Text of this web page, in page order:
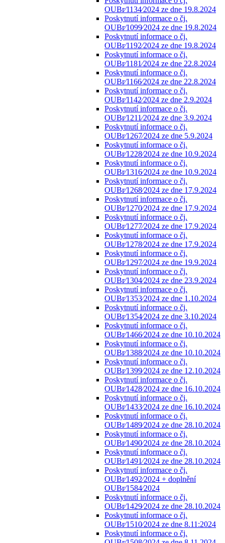
OUBr⁄1134⁄2024 ze dne 19.8.2024
Poskytnutí informace o čj.
OUBr⁄1099⁄2024 ze dne 19.8.2024
Poskytnutí informace o čj.
OUBr⁄1192⁄2024 ze dne 19.8.2024
Poskytnutí informace o čj.
OUBr⁄1181⁄2024 ze dne 22.8.2024
Poskytnutí informace o čj.
OUBr⁄1166⁄2024 ze dne 22.8.2024
Poskytnutí informace o čj.
OUBr⁄1142⁄2024 ze dne 2.9.2024
Poskytnutí informace o čj.
OUBr⁄1211⁄2024 ze dne 3.9.2024
Poskytnutí informace o čj.
OUBr⁄1267⁄2024 ze dne 5.9.2024
Poskytnutí informace o čj.
OUBr⁄1228⁄2024 ze dne 10.9.2024
Poskytnutí informace o čj.
OUBr⁄1316⁄2024 ze dne 10.9.2024
Poskytnutí informace o čj.
OUBr⁄1268⁄2024 ze dne 17.9.2024
Poskytnutí informace o čj.
OUBr⁄1270⁄2024 ze dne 17.9.2024
Poskytnutí informace o čj.
OUBr⁄1277⁄2024 ze dne 17.9.2024
Poskytnutí informace o čj.
OUBr⁄1278⁄2024 ze dne 17.9.2024
Poskytnutí informace o čj.
OUBr⁄1297⁄2024 ze dne 19.9.2024
Poskytnutí informace o čj.
OUBr⁄1304⁄2024 ze dne 23.9.2024
Poskytnutí informace o čj.
OUBr⁄1353⁄2024 ze dne 1.10.2024
Poskytnutí informace o čj.
OUBr⁄1354⁄2024 ze dne 3.10.2024
Poskytnutí informace o čj.
OUBr⁄1466⁄2024 ze dne 10.10.2024
Poskytnutí informace o čj.
OUBr⁄1388⁄2024 ze dne 10.10.2024
Poskytnutí informace o čj.
OUBr⁄1399⁄2024 ze dne 12.10.2024
Poskytnutí informace o čj.
OUBr⁄1428⁄2024 ze dne 16.10.2024
Poskytnutí informace o čj.
OUBr⁄1433⁄2024 ze dne 16.10.2024
Poskytnutí informace o čj.
OUBr⁄1489⁄2024 ze dne 28.10.2024
Poskytnutí informace o čj.
OUBr⁄1490⁄2024 ze dne 28.10.2024
Poskytnutí informace o čj.
OUBr⁄1491⁄2024 ze dne 28.10.2024
Poskytnutí informace o čj.
OUBr⁄1492⁄2024 + doplnění
OUBr⁄1584⁄2024
Poskytnutí informace o čj.
OUBr⁄1429⁄2024 ze dne 28.10.2024
Poskytnutí informace o čj.
OUBr⁄1510⁄2024 ze dne 8.11:2024
Poskytnutí informace o čj.